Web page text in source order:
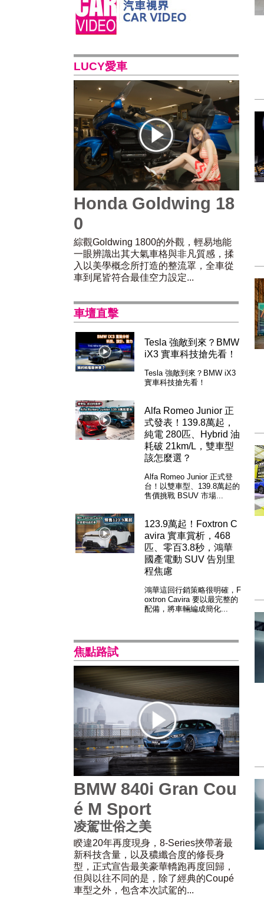
LUCY愛車
Honda Goldwing 18
0
綜觀Goldwing 1800的外觀，輕易地能
一眼辨識出其大氣車格與非凡質感，揉
入以美學概念所打造的整流罩，全車從
車到尾皆符合最佳空力設定...
車壇直擊
Tesla 強敵到來？BMW
iX3 實車科技搶先看！
Tesla 強敵到來？BMW iX3
實車科技搶先看！
Alfa Romeo Junior 正
式發表！139.8萬起，
純電 280匹、Hybrid 油
耗破 21km/L，雙車型
該怎麼選？
Alfa Romeo Junior 正式登
台！以雙車型、139.8萬起的
售價挑戰 BSUV 市場...
123.9萬起！Foxtron C
avira 實車賞析，468
匹、零百3.8秒，鴻華
國產電動 SUV 告別里
程焦慮
鴻華這回行銷策略很明確，F
oxtron Cavira 要以最完整的
配備，將車輛編成簡化...
焦點路試
BMW 840i Gran Cou
é M Sport
凌駕世俗之美
睽違20年再度現身，8-Series挾帶著最
新科技含量，以及穠纖合度的修長身
型，正式宣告最美豪華轎跑再度回歸，
但與以往不同的是，除了經典的Coupé
車型之外，包含本次試駕的...